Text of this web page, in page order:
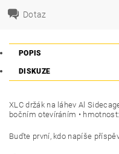
Dotaz
POPIS
DISKUZE
XLC držák na láhev Al
bočním otevíráním •
Buďte první, kdo napíše